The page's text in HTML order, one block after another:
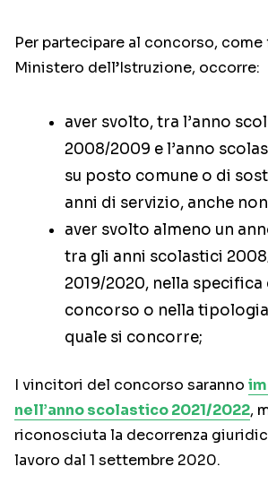
Per partecipare al concorso,
Ministero dell’Istruzione, occorre:
aver svolto, tra l’anno
2008/2009 e l’anno
su posto comune o di
anni di servizio, anche
aver svolto almeno un
tra gli anni scolastici
2019/2020, nella specifica
concorso o nella
quale si concorre;
I vincitori del concorso saranno
nell’anno scolastico 2021/2022,
riconosciuta la decorrenza
lavoro dal 1 settembre 2020.